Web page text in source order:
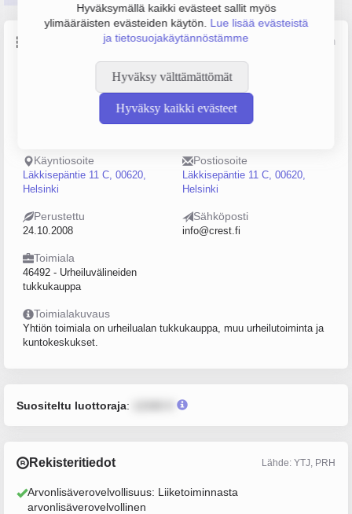
Hyväksymällä kaikki evästeet sallit myös
ylimääräisten evästeiden käytön. Lue lisää evästeistä
ja tietosuojakäytännöstämme
Hyväksy välttämättömät
Hyväksy kaikki evästeet
Lähde: YTJ, PRH, Traficom
Henkilöstömäärä
0–4
Käyntiosoite
Läkkisepäntie 11 C, 00620,
Helsinki
Postiosoite
Läkkisepäntie 11 C, 00620,
Helsinki
Perustettu
24.10.2008
Sähköposti
info@crest.fi
Toimiala
46492 - Urheiluvälineiden
tukkukauppa
Toimialakuvaus
Yhtiön toimiala on urheilualan tukkukauppa, muu urheilutoiminta ja
kuntokeskukset.
Suositeltu luottoraja:
Rekisteritiedot Lähde: YTJ, PRH
Arvonlisäverovelvollisuus: Liiketoiminnasta
arvonlisäverovelvollinen